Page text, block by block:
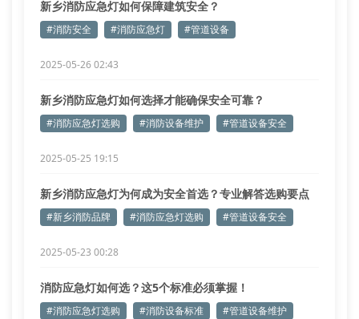
新乡消防应急灯如何保障建筑安全？
#消防安全 #消防应急灯 #管道设备
2025-05-26 02:43
新乡消防应急灯如何选择才能确保安全可靠？
#消防应急灯选购 #消防设备维护 #管道设备安全
2025-05-25 19:15
新乡消防应急灯为何成为安全首选？专业解答选购要点
#新乡消防品牌 #消防应急灯选购 #管道设备安全
2025-05-23 00:28
消防应急灯如何选？这5个标准必须掌握！
#消防应急灯选购 #消防设备标准 #管道设备维护